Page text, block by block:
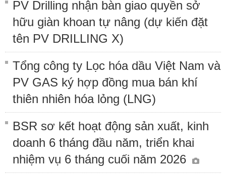
PV Drilling nhận bàn giao quyền sở
hữu giàn khoan tự nâng (dự kiến đặt
tên PV DRILLING X)
Tổng công ty Lọc hóa dầu Việt Nam và
PV GAS ký hợp đồng mua bán khí
thiên nhiên hóa lỏng (LNG)
BSR sơ kết hoạt động sản xuất, kinh
doanh 6 tháng đầu năm, triển khai
nhiệm vụ 6 tháng cuối năm 2026